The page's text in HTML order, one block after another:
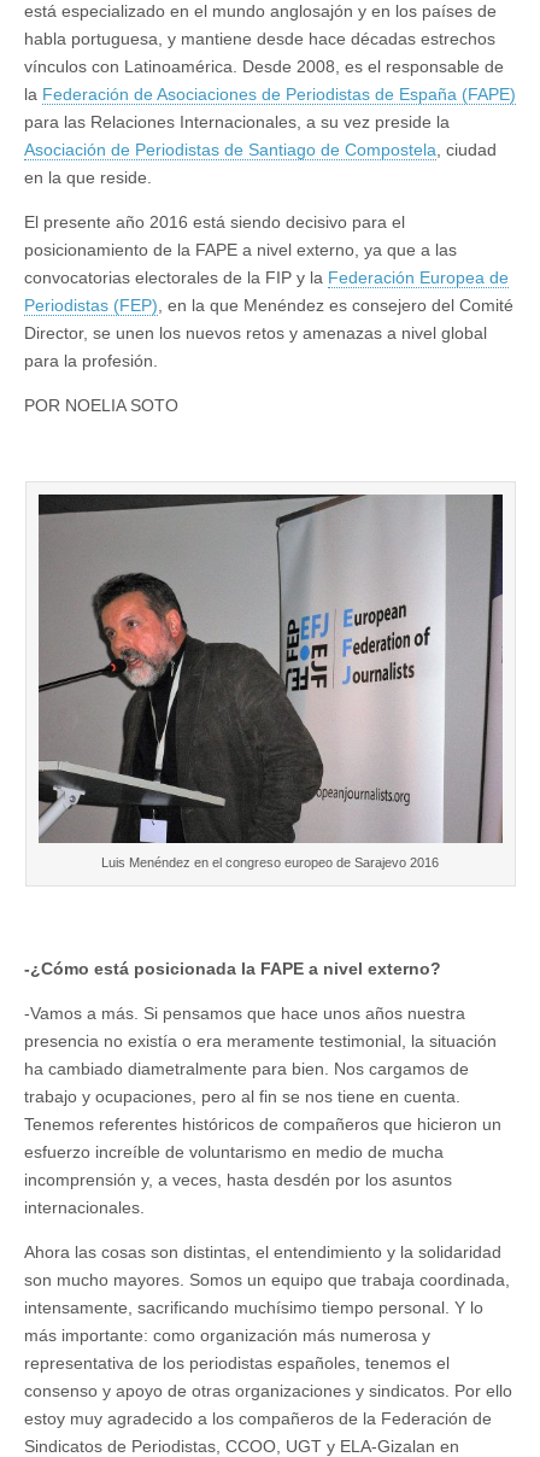
está especializado en el mundo anglosajón y en los países de
habla portuguesa, y mantiene desde hace décadas estrechos
vínculos con Latinoamérica. Desde 2008, es el responsable de
la Federación de Asociaciones de Periodistas de España (FAPE)
para las Relaciones Internacionales, a su vez preside la
Asociación de Periodistas de Santiago de Compostela , ciudad
en la que reside.
El presente año 2016 está siendo decisivo para el
posicionamiento de la FAPE a nivel externo, ya que a las
convocatorias electorales de la FIP y la Federación Europea de
Periodistas (FEP) , en la que Menéndez es consejero del Comité
Director, se unen los nuevos retos y amenazas a nivel global
para la profesión.
POR NOELIA SOTO
Luis Menéndez en el congreso europeo de Sarajevo 2016
-¿Cómo está posicionada la FAPE a nivel externo?
-Vamos a más. Si pensamos que hace unos años nuestra
presencia no existía o era meramente testimonial, la situación
ha cambiado diametralmente para bien. Nos cargamos de
trabajo y ocupaciones, pero al fin se nos tiene en cuenta.
Tenemos referentes históricos de compañeros que hicieron un
esfuerzo increíble de voluntarismo en medio de mucha
incomprensión y, a veces, hasta desdén por los asuntos
internacionales.
Ahora las cosas son distintas, el entendimiento y la solidaridad
son mucho mayores. Somos un equipo que trabaja coordinada,
intensamente, sacrificando muchísimo tiempo personal. Y lo
más importante: como organización más numerosa y
representativa de los periodistas españoles, tenemos el
consenso y apoyo de otras organizaciones y sindicatos. Por ello
estoy muy agradecido a los compañeros de la Federación de
Sindicatos de Periodistas, CCOO, UGT y ELA-Gizalan en